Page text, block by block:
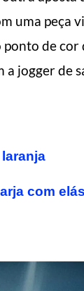
uma peça
de cor
a jogger de
com